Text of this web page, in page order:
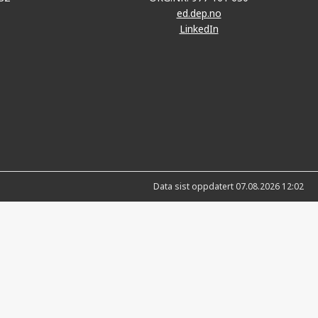
ed.dep.no
LinkedIn
Data sist oppdatert 07.08.2026 12:02